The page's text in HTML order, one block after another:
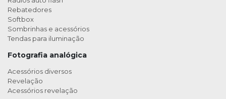
Rebatedores
Softbox
Sombrinhas e acessórios
Tendas para iluminação
Fotografia analógica
Acessórios diversos
Revelação
Acessórios revelação